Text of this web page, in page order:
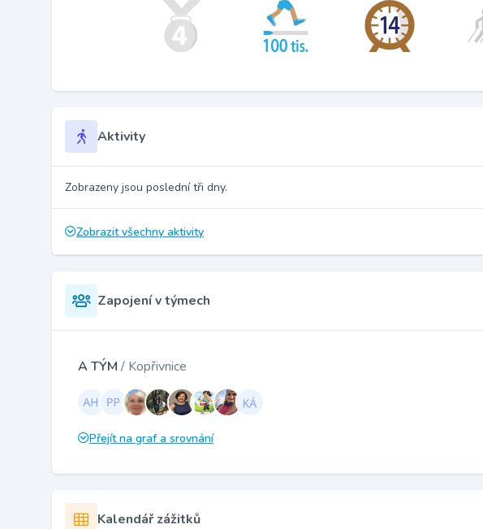
Aktivity
Zobrazeny jsou poslední tři dny.
Zobrazit všechny aktivity
Zapojení v týmech
A TÝM / Kopřivnice
Přejít na graf a srovnání
Kalendář zážitků